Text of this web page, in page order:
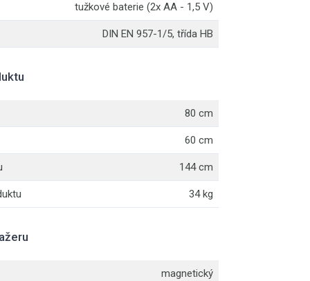
tužkové baterie (2x AA - 1,5 V)
DIN EN 957-1/5, třída HB
80 cm
60 cm
144 cm
34 kg
magnetický